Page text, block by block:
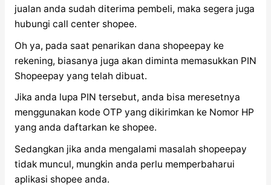
jualan anda sudah diterima pembeli, maka segera juga
hubungi call center shopee.
Oh ya, pada saat penarikan dana shopeepay ke
rekening, biasanya juga akan diminta memasukkan PIN
Shopeepay yang telah dibuat.
Jika anda lupa PIN tersebut, anda bisa meresetnya
menggunakan kode OTP yang dikirimkan ke Nomor HP
yang anda daftarkan ke shopee.
Sedangkan jika anda mengalami masalah shopeepay
tidak muncul, mungkin anda perlu memperbaharui
aplikasi shopee anda.